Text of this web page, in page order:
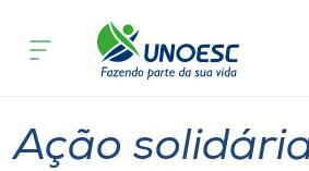
Cursos
acontece
Ação